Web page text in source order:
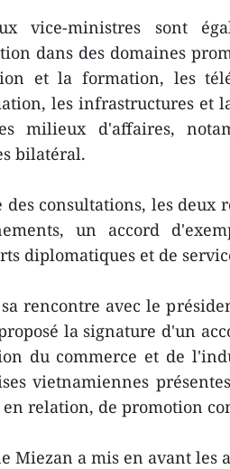
vice-ministres sont
dans des domaines
et la formation, les
les infrastructures et
milieux d'affaires,
bilatéral.
des consultations, les deux
un accord
diplomatiques et de
rencontre avec le
la signature d'un
du commerce et de
vietnamiennes
en relation, de promotion
Miezan a mis en avant les